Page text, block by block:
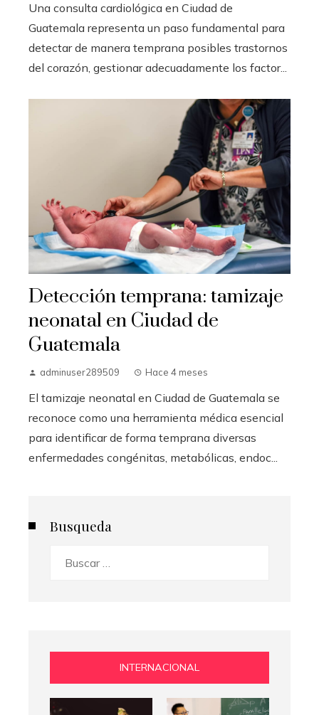
Una consulta cardiológica en Ciudad de
Guatemala representa un paso fundamental para
detectar de manera temprana posibles trastornos
del corazón, gestionar adecuadamente los factor...
Detección temprana: tamizaje
neonatal en Ciudad de
Guatemala
adminuser289509 Hace 4 meses
El tamizaje neonatal en Ciudad de Guatemala se
reconoce como una herramienta médica esencial
para identificar de forma temprana diversas
enfermedades congénitas, metabólicas, endoc...
Busqueda
INTERNACIONAL